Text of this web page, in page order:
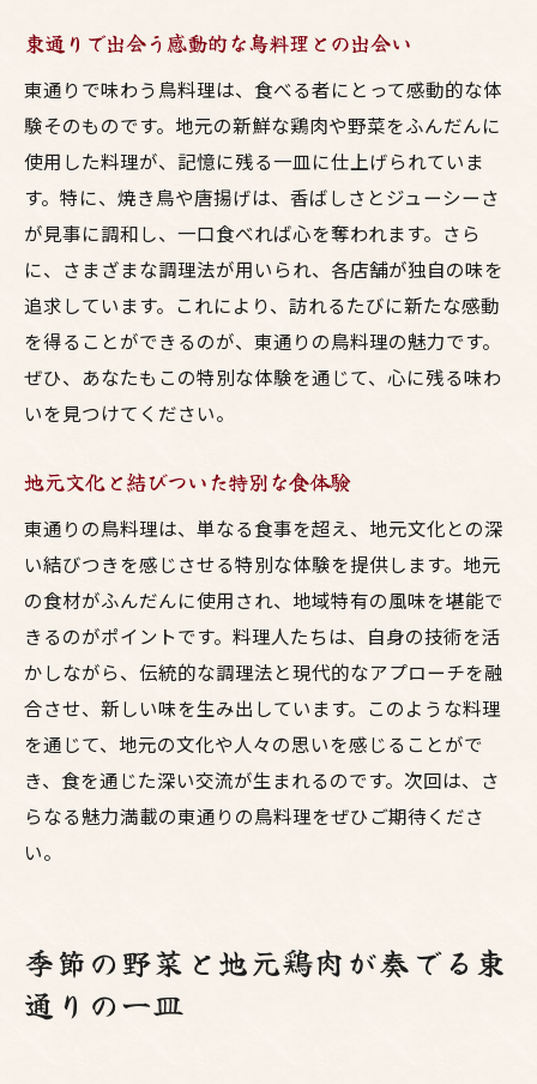
東通りで出会う感動的な鳥料理との出会い
東通りで味わう鳥料理は、食べる者にとって感動的な体
験そのものです。地元の新鮮な鶏肉や野菜をふんだんに
使用した料理が、記憶に残る一皿に仕上げられていま
す。特に、焼き鳥や唐揚げは、香ばしさとジューシーさ
が見事に調和し、一口食べれば心を奪われます。さら
に、さまざまな調理法が用いられ、各店舗が独自の味を
追求しています。これにより、訪れるたびに新たな感動
を得ることができるのが、東通りの鳥料理の魅力です。
ぜひ、あなたもこの特別な体験を通じて、心に残る味わ
いを見つけてください。
地元文化と結びついた特別な食体験
東通りの鳥料理は、単なる食事を超え、地元文化との深
い結びつきを感じさせる特別な体験を提供します。地元
の食材がふんだんに使用され、地域特有の風味を堪能で
きるのがポイントです。料理人たちは、自身の技術を活
かしながら、伝統的な調理法と現代的なアプローチを融
合させ、新しい味を生み出しています。このような料理
を通じて、地元の文化や人々の思いを感じることがで
き、食を通じた深い交流が生まれるのです。次回は、さ
らなる魅力満載の東通りの鳥料理をぜひご期待くださ
い。
季節の野菜と地元鶏肉が奏でる東
通りの一皿